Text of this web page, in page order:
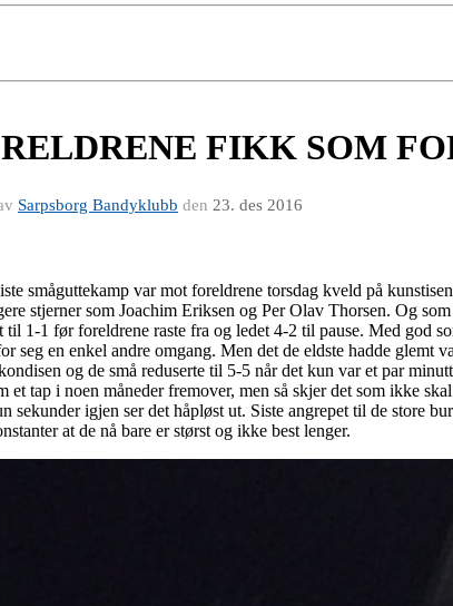
FIKK SOM
Sarpsborg Bandyklubb den 23. des 2016
småguttekamp var mot foreldrene torsdag kveld på
stjerner som Joachim Eriksen og Per Olav Thorsen. Og
til 1-1 før foreldrene raste fra og ledet 4-2 til pause. Med god
seg en enkel andre omgang. Men det de eldste hadde glemt
og de små reduserte til 5-5 når det kun var et par
et tap i noen måneder fremover, men så skjer det som ikke
sekunder igjen ser det håpløst ut. Siste angrepet til de store
at de nå bare er størst og ikke best lenger.